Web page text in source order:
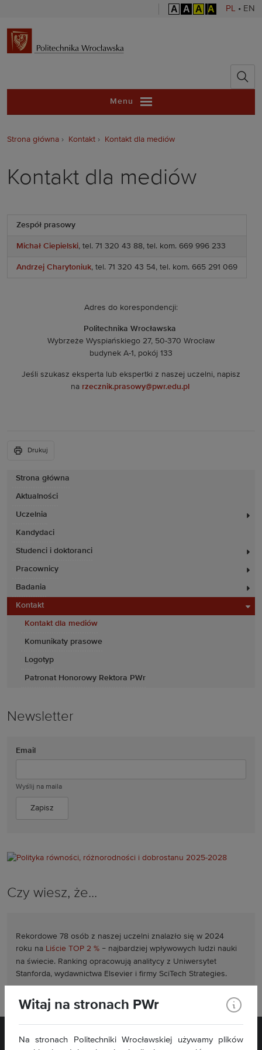
A A A A PL • EN
Politechnika
Menu
Strona główna
Aktualności
Uczelnia
Kandydaci
Studenci i doktoranci
Pracownicy
Badania
Kontakt
Kontakt dla mediów
Komunikaty prasowe
Logotyp
Patronat Honorowy Rektora PWr
Newsletter
Email
Wyślij na maila
Czy wiesz, że...
Rekordowe 78 osób z naszej uczelni znalazło się w 2024
roku na Liście TOP 2 % – najbardziej wpływowych ludzi nauki
na świecie. Ranking opracowują analitycy z Uniwersytet
Stanforda, wydawnictwa Elsevier i firmy SciTech Strategies.
Strona główna Kontakt Kontakt dla mediów
Kontakt dla mediów
Zespół prasowy
Michał Ciepielski, tel. 71 320 43 88, tel. kom. 669 996 233
Andrzej Charytoniuk, tel. 71 320 43 54, tel. kom. 665 291 069
Adres do korespondencji:
Politechnika Wrocławska
Wybrzeże Wyspiańskiego 27, 50-370 Wrocław
budynek A-1, pokój 133
Jeśli szukasz eksperta lub ekspertki z naszej uczelni, napisz
na rzecznik.prasowy@pwr.edu.pl
Drukuj
Witaj na stronach PWr
Na stronach Politechniki Wrocławskiej używamy plików